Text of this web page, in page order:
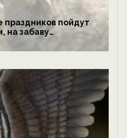
праздников пойдут
на забаву
— новости